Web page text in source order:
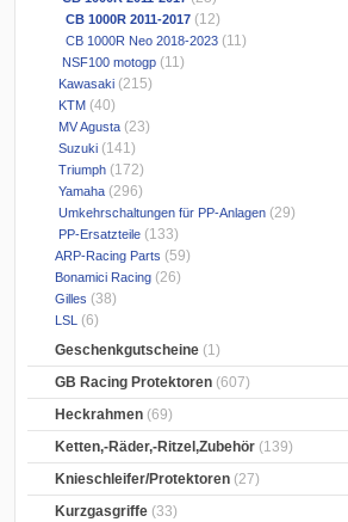
CB 1000R 2011-2017 (12)
CB 1000R Neo 2018-2023 (11)
NSF100 motogp (11)
Kawasaki (215)
KTM (40)
MV Agusta (23)
Suzuki (141)
Triumph (172)
Yamaha (296)
Umkehrschaltungen für PP-Anlagen (29)
PP-Ersatzteile (133)
ARP-Racing Parts (59)
Bonamici Racing (26)
Gilles (38)
LSL
(6)
Geschenkgutscheine (1)
GB Racing Protektoren (607)
Heckrahmen (69)
Ketten,-Räder,-Ritzel,Zubehör (139)
Knieschleifer/Protektoren (27)
Kurzgasgriffe (33)